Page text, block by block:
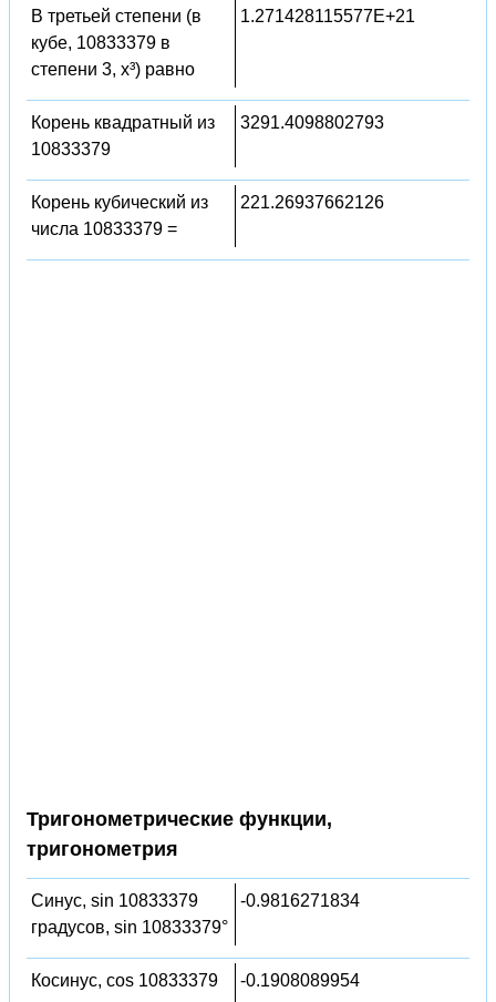
В третьей степени (в
кубе, 10833379 в
степени 3, x³) равно
1.271428115577E+21
Корень квадратный из
10833379
3291.4098802793
Корень кубический из
числа 10833379 =
221.26937662126
Тригонометрические функции,
тригонометрия
Синус, sin 10833379
градусов, sin 10833379°
-0.9816271834
Косинус, cos 10833379
-0.1908089954